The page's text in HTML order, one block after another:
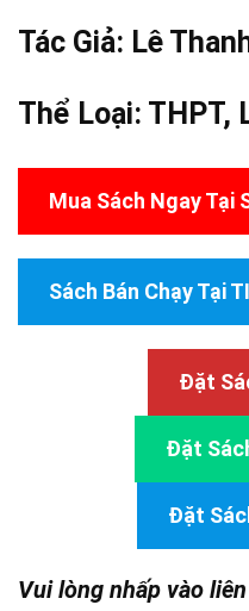
Tác Giả: Lê
Thể Loại: THPT,
Mua Sách Ngay Tại
Sách Bán Chạy Tại
Đặt
Đặt
Đặt
Vui lòng nhấp vào